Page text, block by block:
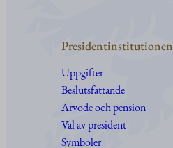
Presidentinstitutionen
Uppgifter
Beslutsfattande
Arvode och pension
Val av president
Symboler